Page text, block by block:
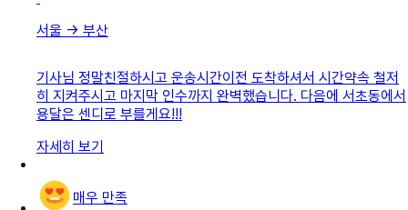
서울 → 부산
기사님 정말친절하시고 운송시간이전 도착하셔서 시간약속 철저
히 지켜주시고 마지막 인수까지 완벽했습니다. 다음에 서초동에서
용달은 센디로 부를게요!!!
자세히 보기
매우 만족